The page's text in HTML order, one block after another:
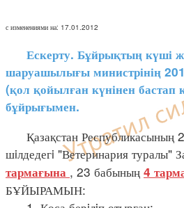
с изменениями на: 17.01.2012
Ескерту. Бұйрықтың күші
шаруашылығы министрінің
(қол қойылған күнінен бастап
бұйрығымен.
Қазақстан Республикасының
шiлдедегi "Ветеринария туралы"
тармағына , 23 бабының 4
БҰЙЫРАМЫН: